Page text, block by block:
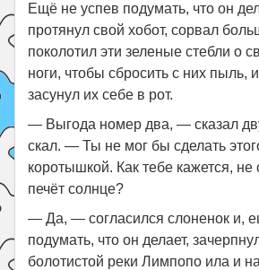
Ещё не успев подумать, что он
протянул свой хобот, сорвал
поколотил эти зеленые стебли о
ноги, чтобы сбросить с них пыль,
засунул их себе в рот.
— Выгода номер два, — сказал
скал. — Ты не мог бы сделать
коротышкой. Как тебе кажется,
печёт солнце?
— Да, — согласился слоненок и,
подумать, что он делает,
болотистой реки Лимпопо ила и